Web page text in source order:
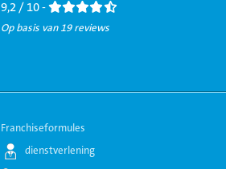
9,2 / 10 -
Op basis van 19 reviews
Franchiseformules
dienstverlening